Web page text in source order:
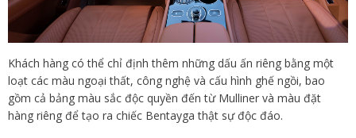
Khách hàng có thể chỉ định thêm những dấu ấn riêng bằng một
loạt các màu ngoại thất, công nghệ và cấu hình ghế ngồi, bao
gồm cả bảng màu sắc độc quyền đến từ Mulliner và màu đặt
hàng riêng để tạo ra chiếc Bentayga thật sự độc đáo.